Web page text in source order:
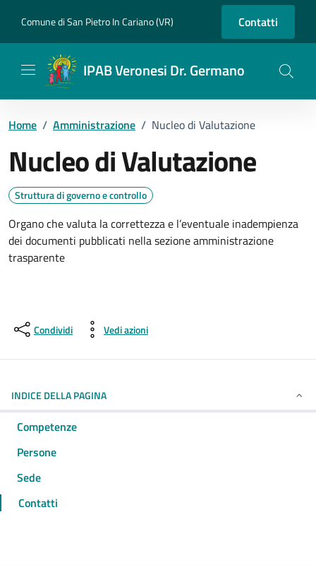
Comune di San Pietro In Cariano (VR) Contatti
IPAB Veronesi Dr. Germano
Home / Amministrazione / Nucleo di Valutazione
Nucleo di Valutazione
Dettagli dell'unità
Struttura di governo e controllo
Organo che valuta la correttezza e l’eventuale inadempienza
dei documenti pubblicati nella sezione amministrazione
trasparente
Condividi Vedi azioni
INDICE DELLA PAGINA
Competenze
Persone
Sede
Contatti